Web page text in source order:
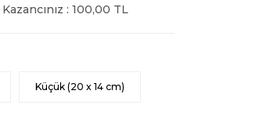
Kazancınız : 100,00 TL
Küçük (20 x 14 cm)